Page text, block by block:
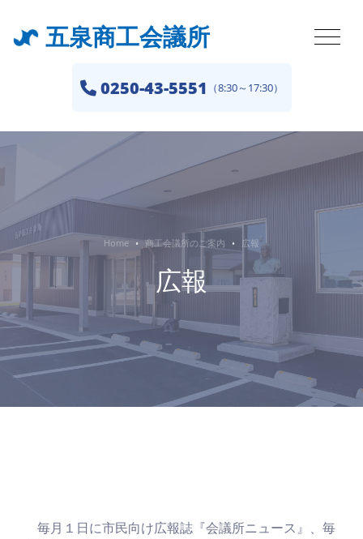
五泉商工会議所
0250-43-5551 （8:30～17:30）
Home 商工会議所のご案内 広報
広報
毎月１日に市民向け広報誌『会議所ニュース』、毎